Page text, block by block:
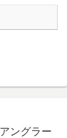
ングラー